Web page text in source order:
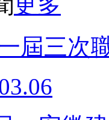
屆三次